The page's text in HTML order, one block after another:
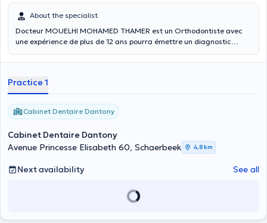
About the specialist
Docteur MOUELHI MOHAMED THAMER est un Orthodontiste avec
une expérience de plus de 12 ans pourra émettre un diagnostic
est une spécialité de l'art dentaire qui effectue le diagnostic, le
L'orthodontie est une spécialité dentaire vouée à la correction des
mauvaises postures des mâchoires et des dents afin d'optimiser
l'équilibre postural entre les structures osseuses , l'occlusion , ainsi
que le développement des bases osseuses dans un but fonctionnel
Practice 1
Cabinet Dentaire Dantony
Cabinet Dentaire Dantony
Avenue Princesse Elisabeth 60, Schaerbeek
4,8 km
Next availability See all